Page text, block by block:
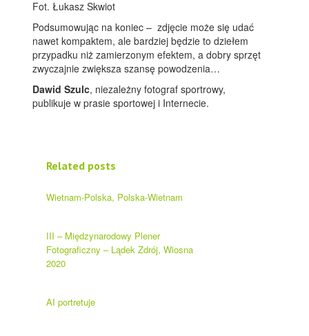
Fot. Łukasz Skwiot
Podsumowując na koniec – zdjęcie może się udać
nawet kompaktem, ale bardziej będzie to dziełem
przypadku niż zamierzonym efektem, a dobry sprzęt
zwyczajnie zwiększa szansę powodzenia…
Dawid Szulc, niezależny fotograf sportrowy,
publikuje w prasie sportowej i Internecie.
Related posts
Wietnam-Polska, Polska-Wietnam
III – Międzynarodowy Plener
Fotograficzny – Lądek Zdrój, Wiosna
2020
AI portretuje